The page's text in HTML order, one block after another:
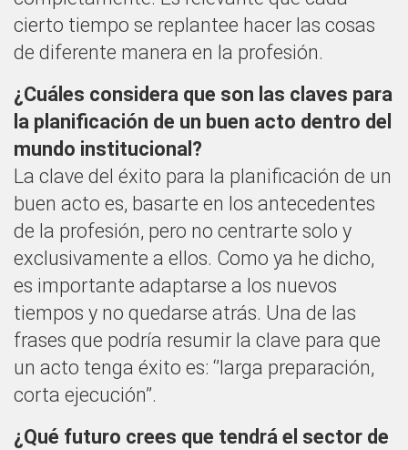
cierto tiempo se replantee hacer las cosas
de diferente manera en la profesión.
¿Cuáles considera que son las claves para
la planificación de un buen acto dentro del
mundo institucional?
La clave del éxito para la planificación de un
buen acto es, basarte en los antecedentes
de la profesión, pero no centrarte solo y
exclusivamente a ellos. Como ya he dicho,
es importante adaptarse a los nuevos
tiempos y no quedarse atrás. Una de las
frases que podría resumir la clave para que
un acto tenga éxito es: ‘’larga preparación,
corta ejecución’’.
¿Qué futuro crees que tendrá el sector de